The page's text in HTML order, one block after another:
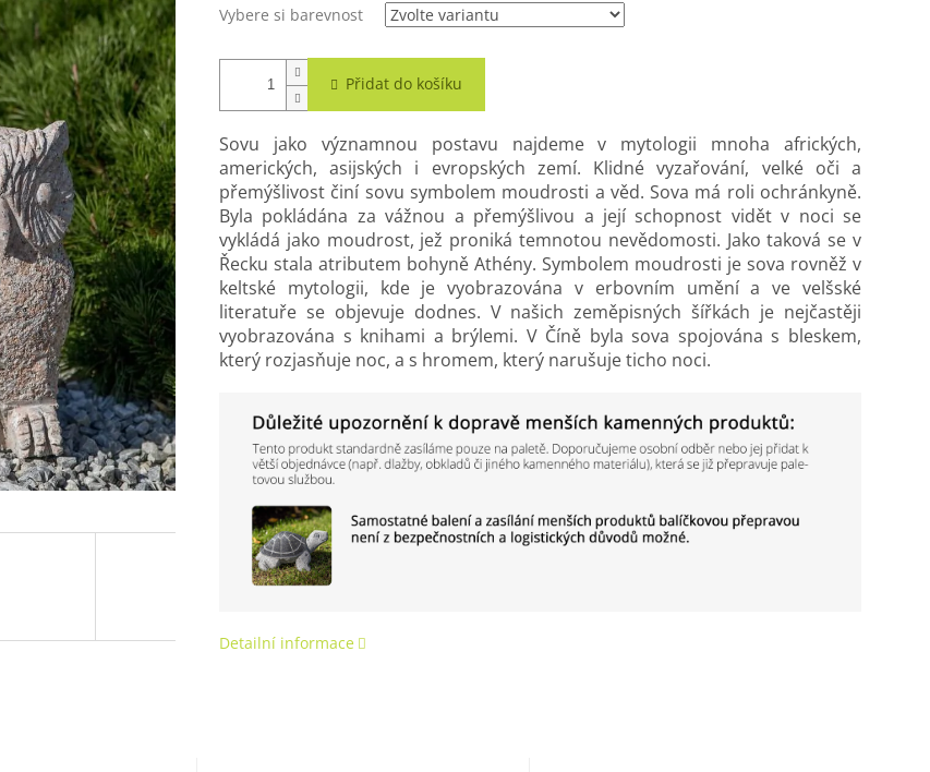
Vybere si barevnost
Přidat do košíku
Sovu jako významnou postavu najdeme v mytologii mnoha afrických,
amerických, asijských i evropských zemí. Klidné vyzařování, velké oči a
přemýšlivost činí sovu symbolem moudrosti a věd. Sova má roli ochránkyně.
Byla pokládána za vážnou a přemýšlivou a její schopnost vidět v noci se
vykládá jako moudrost, jež proniká temnotou nevědomosti. Jako taková se v
Řecku stala atributem bohyně Athény. Symbolem moudrosti je sova rovněž v
keltské mytologii, kde je vyobrazována v erbovním umění a ve velšské
literatuře se objevuje dodnes. V našich zeměpisných šířkách je nejčastěji
vyobrazována s knihami a brýlemi. V Číně byla sova spojována s bleskem,
který rozjasňuje noc, a s hromem, který narušuje ticho noci.
Detailní informace